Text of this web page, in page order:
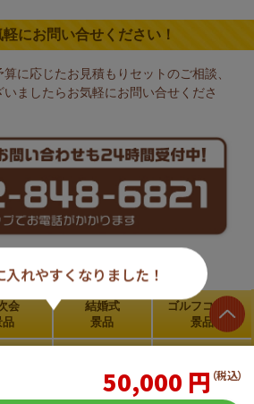
入れやすくなりました！
50,000 円 （税込）
にお問い合せください！
に応じたお見積もりセットのご相談、
ましたらお気軽にお問い合せくださ
ついて
会
品
結婚式
景品
ゴルフコンペ
景品
ガイド
ご質問